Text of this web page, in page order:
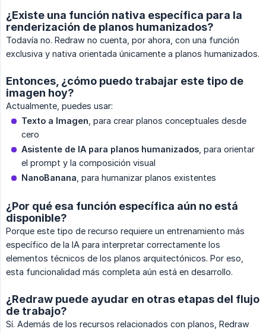
¿Existe una función nativa específica para la
renderización de planos humanizados?
Todavía no. Redraw no cuenta, por ahora, con una función
exclusiva y nativa orientada únicamente a planos humanizados.
Entonces, ¿cómo puedo trabajar este tipo de
imagen hoy?
Actualmente, puedes usar:
Texto a Imagen , para crear planos conceptuales desde
cero
Asistente de IA para planos humanizados , para orientar
el prompt y la composición visual
NanoBanana , para humanizar planos existentes
¿Por qué esa función específica aún no está
disponible?
Porque este tipo de recurso requiere un entrenamiento más
específico de la IA para interpretar correctamente los
elementos técnicos de los planos arquitectónicos. Por eso,
esta funcionalidad más completa aún está en desarrollo.
¿Redraw puede ayudar en otras etapas del flujo
de trabajo?
Sí. Además de los recursos relacionados con planos, Redraw